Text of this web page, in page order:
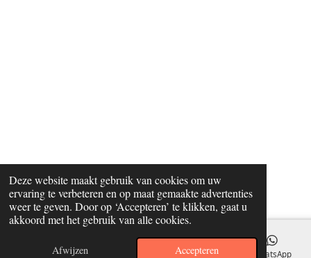
Deze website maakt gebruik van cookies om uw
ervaring te verbeteren en op maat gemaakte advertenties
weer te geven. Door op ‘Accepteren’ te klikken, gaat u
akkoord met het gebruik van alle cookies.
Afwijzen Accepteren
E-mailadres WhatsApp